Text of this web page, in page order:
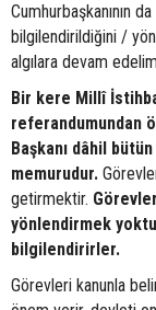
Cumhurbaşkanının
bilgilendirildiğini /
algılara devam
Bir kere Millî
referandumundan
Başkanı dâhil
memurudur.
getirmektir.
yönlendirmek
bilgilendirirler.
Görevleri kanunla